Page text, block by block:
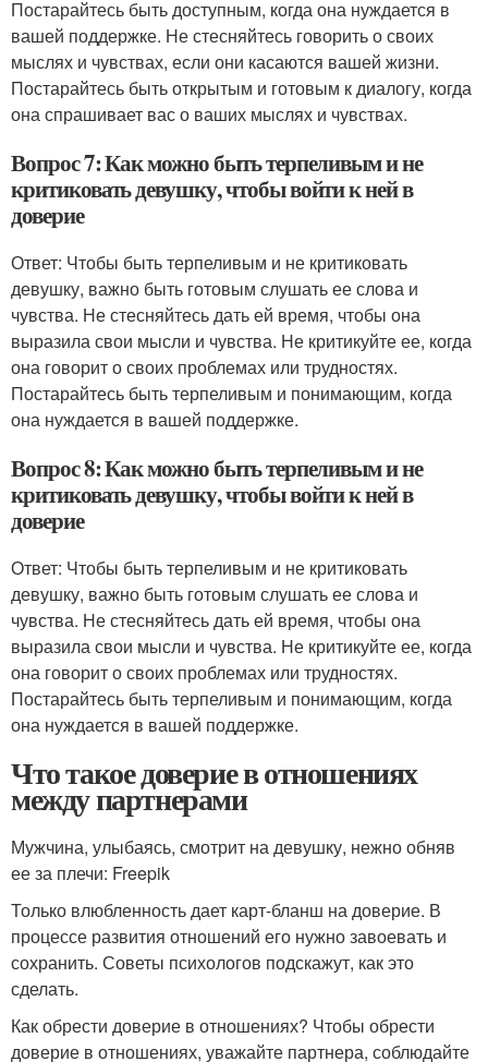
Постарайтесь быть доступным, когда она нуждается в
вашей поддержке. Не стесняйтесь говорить о своих
мыслях и чувствах, если они касаются вашей жизни.
Постарайтесь быть открытым и готовым к диалогу, когда
она спрашивает вас о ваших мыслях и чувствах.
Вопрос 7: Как можно быть терпеливым и не
критиковать девушку, чтобы войти к ней в
доверие
Ответ: Чтобы быть терпеливым и не критиковать
девушку, важно быть готовым слушать ее слова и
чувства. Не стесняйтесь дать ей время, чтобы она
выразила свои мысли и чувства. Не критикуйте ее, когда
она говорит о своих проблемах или трудностях.
Постарайтесь быть терпеливым и понимающим, когда
она нуждается в вашей поддержке.
Вопрос 8: Как можно быть терпеливым и не
критиковать девушку, чтобы войти к ней в
доверие
Ответ: Чтобы быть терпеливым и не критиковать
девушку, важно быть готовым слушать ее слова и
чувства. Не стесняйтесь дать ей время, чтобы она
выразила свои мысли и чувства. Не критикуйте ее, когда
она говорит о своих проблемах или трудностях.
Постарайтесь быть терпеливым и понимающим, когда
она нуждается в вашей поддержке.
Что такое доверие в отношениях
между партнерами
Мужчина, улыбаясь, смотрит на девушку, нежно обняв
ее за плечи: Freepik
Только влюбленность дает карт-бланш на доверие. В
процессе развития отношений его нужно завоевать и
сохранить. Советы психологов подскажут, как это
сделать.
Как обрести доверие в отношениях? Чтобы обрести
доверие в отношениях, уважайте партнера, соблюдайте